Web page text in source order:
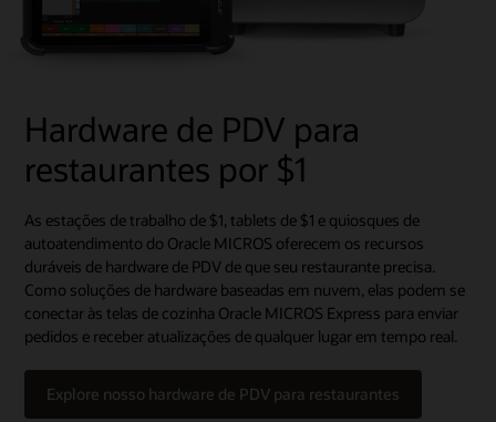
Hardware de PDV para
restaurantes por $1
As estações de trabalho de $1, tablets de $1 e quiosques de
autoatendimento do Oracle MICROS oferecem os recursos
duráveis de hardware de PDV de que seu restaurante precisa.
Como soluções de hardware baseadas em nuvem, elas podem se
conectar às telas de cozinha Oracle MICROS Express para enviar
pedidos e receber atualizações de qualquer lugar em tempo real.
Explore nosso hardware de PDV para restaurantes